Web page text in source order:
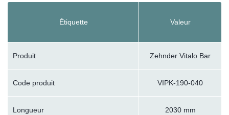
Étiquette Valeur
Produit Zehnder Vitalo Bar
Code produit VIPK-190-040
Longueur 2030 mm